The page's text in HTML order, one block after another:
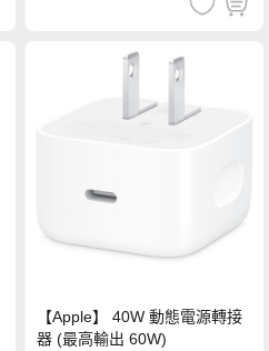
【Apple】 40W 動態電源轉接
器 (最高輸出 60W)